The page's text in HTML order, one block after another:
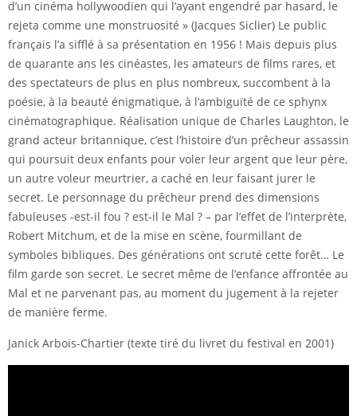
d’un cinéma hollywoodien qui l’ayant engendré par hasard, le
rejeta comme une monstruosité » (Jacques Siclier) Le public
français l’a sifflé à sa présentation en 1956 ! Mais depuis plus
de quarante ans les cinéastes, les amateurs de films rares, et
des spectateurs de plus en plus nombreux, succombent à la
poésie, à la beauté énigmatique, à l’ambiguïté de ce sphynx
cinématographique. Réalisation unique de Charles Laughton, le
grand acteur britannique, c’est l’histoire d’un prêcheur assassin
qui poursuit deux enfants pour voler leur argent que leur père,
un autre voleur meurtrier, a caché en leur faisant jurer le
secret. Le personnage du prêcheur prend des dimensions
fabuleuses -est-il fou ? est-il le Mal ? – par l’effet de l’interprète,
Robert Mitchum, et de la mise en scène, fourmillant de
symboles bibliques. Des générations ont scruté cette forêt… Le
film garde son secret. Le secret même de l’enfance affrontée au
Mal et ne parvenant pas, au moment du jugement à la rejeter
de manière ferme.
Janick Arbois-Chartier (texte tiré du livret du festival en 2001)